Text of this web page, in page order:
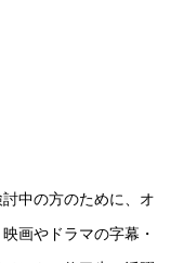
中の方のために、オ
画やドラマの字幕・